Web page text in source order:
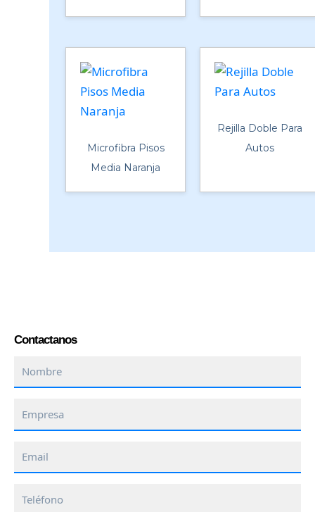
Microfibra Pisos
Media Naranja
Rejilla Doble Para
Autos
Contactanos
Nombre
Email
Teléfono